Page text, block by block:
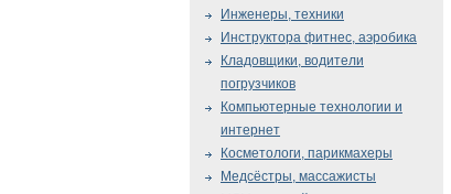
Инженеры, техники
Инструктора фитнес, аэробика
Кладовщики, водители
погрузчиков
Компьютерные технологии и
интернет
Косметологи, парикмахеры
Медсёстры, массажисты